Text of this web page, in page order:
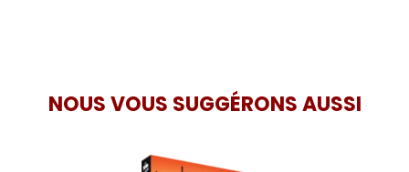
NOUS VOUS SUGGÉRONS AUSSI